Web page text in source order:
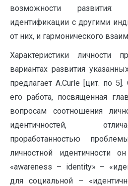
возможности развития:
идентификации с другими
от них, и гармонического
Характеристики личности
вариантах развития
предлагает A.Curle [цит. по 5].
его работа, посвященная
вопросам соотношения
идентичностей,
проработанностью
личностной идентичности
«awareness – identity» –
для социальной –